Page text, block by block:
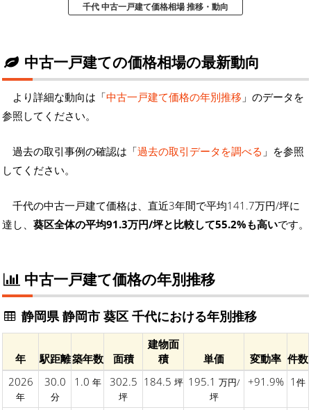
千代 中古一戸建て価格相場 推移・動向
中古一戸建ての価格相場の最新動向
より詳細な動向は「中古一戸建て価格の年別推移 」のデータを
参照してください。
過去の取引事例の確認は「過去の取引データを調べる 」を参照
してください。
千代の中古一戸建て価格は、直近3年間で平均141.7万円/坪に
達し、 葵区全体の平均91.3万円/坪と比較して55.2%も高いです。
中古一戸建て価格の年別推移
静岡県 静岡市 葵区 千代における年別推移
年 駅距離築年数 面積
建物面
積
単価 変動率 件数
2026
年
30.0
分
1.0 年 302.5
坪
184.5 坪 195.1 万円/
坪
+91.9% 1 件